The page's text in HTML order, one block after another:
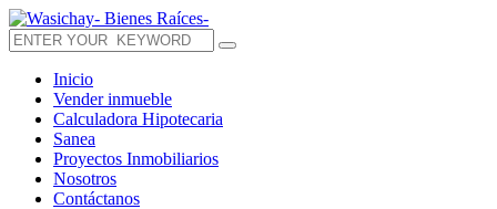
Inicio
Vender inmueble
Calculadora Hipotecaria
Sanea
Proyectos Inmobiliarios
Nosotros
Contáctanos